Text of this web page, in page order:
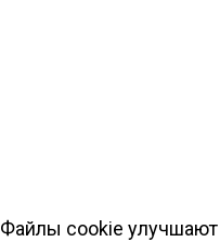
Файлы cookie улучшают